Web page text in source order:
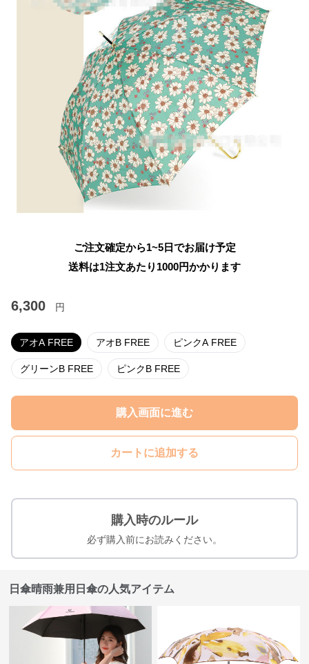
ご注文確定から1~5日でお届け予定
送料は1注文あたり 1000円かかります
6,300 円
アオA FREE アオB FREE ピンクA FREE
グリーンB FREE ピンクB FREE
購入画面に進む
カートに追加する
購入時のルール
必ず購入前にお読みください。
日傘晴雨兼用日傘の人気アイテム